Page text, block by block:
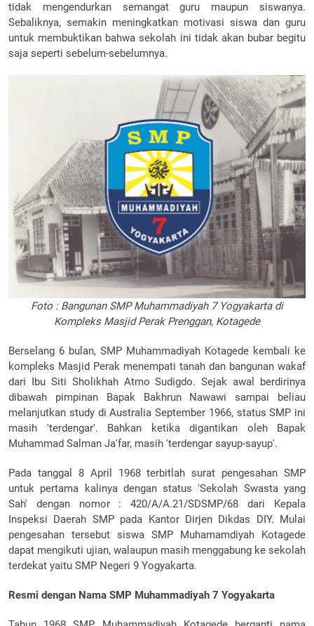
tidak mengendurkan semangat guru maupun siswanya.
Sebaliknya, semakin meningkatkan motivasi siswa dan guru
untuk membuktikan bahwa sekolah ini tidak akan bubar begitu
saja seperti sebelum-sebelumnya.
Foto : Bangunan SMP Muhammadiyah 7 Yogyakarta di
Kompleks Masjid Perak Prenggan, Kotagede
Berselang 6 bulan, SMP Muhammadiyah Kotagede kembali ke
kompleks Masjid Perak menempati tanah dan bangunan wakaf
dari Ibu Siti Sholikhah Atmo Sudigdo. Sejak awal berdirinya
dibawah pimpinan Bapak Bakhrun Nawawi sampai beliau
melanjutkan study di Australia September 1966, status SMP ini
masih 'terdengar'. Bahkan ketika digantikan oleh Bapak
Muhammad Salman Ja'far, masih 'terdengar sayup-sayup'.
Pada tanggal 8 April 1968 terbitlah surat pengesahan SMP
untuk pertama kalinya dengan status 'Sekolah Swasta yang
Sah' dengan nomor : 420/A/A.21/SDSMP/68 dari Kepala
Inspeksi Daerah SMP pada Kantor Dirjen Dikdas DIY. Mulai
pengesahan tersebut siswa SMP Muhamamdiyah Kotagede
dapat mengikuti ujian, walaupun masih menggabung ke sekolah
terdekat yaitu SMP Negeri 9 Yogyakarta.
Resmi dengan Nama SMP Muhammadiyah 7 Yogyakarta